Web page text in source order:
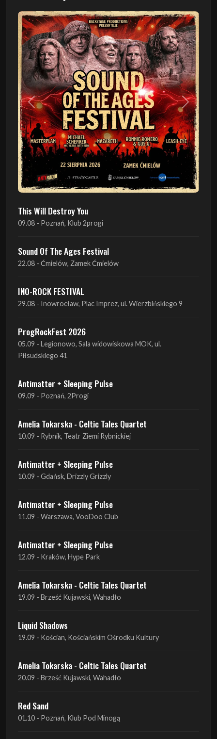
Poprzedni Następny
This Will Destroy You
09.08 - Poznań, Klub 2progi
Sound Of The Ages Festival
22.08 - Ćmielów, Zamek Ćmielów
INO-ROCK FESTIVAL
29.08 - Inowrocław, Plac Imprez, ul. Wierzbińskiego 9
ProgRockFest 2026
05.09 - Legionowo, Sala widowiskowa MOK, ul.
Piłsudskiego 41
Antimatter + Sleeping Pulse
09.09 - Poznań, 2Progi
Amelia Tokarska - Celtic Tales Quartet
10.09 - Rybnik, Teatr Ziemi Rybnickiej
Antimatter + Sleeping Pulse
10.09 - Gdańsk, Drizzly Grizzly
Antimatter + Sleeping Pulse
11.09 - Warszawa, VooDoo Club
Antimatter + Sleeping Pulse
12.09 - Kraków, Hype Park
Amelia Tokarska - Celtic Tales Quartet
19.09 - Brześć Kujawski, Wahadło
Liquid Shadows
19.09 - Kościan, Kościańskim Ośrodku Kultury
Amelia Tokarska - Celtic Tales Quartet
20.09 - Brześć Kujawski, Wahadło
Red Sand
01.10 - Poznań, Klub Pod Minogą